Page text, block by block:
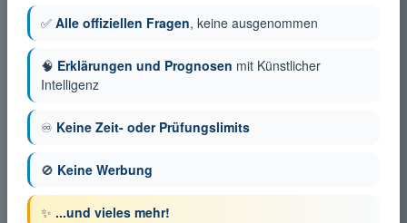
✅ Alle offiziellen Fragen, keine ausgenommen
🧠 Erklärungen und Prognosen mit Künstlicher
Intelligenz
♾️ Keine Zeit- oder Prüfungslimits
🚫 Keine Werbung
✨ ...und vieles mehr!